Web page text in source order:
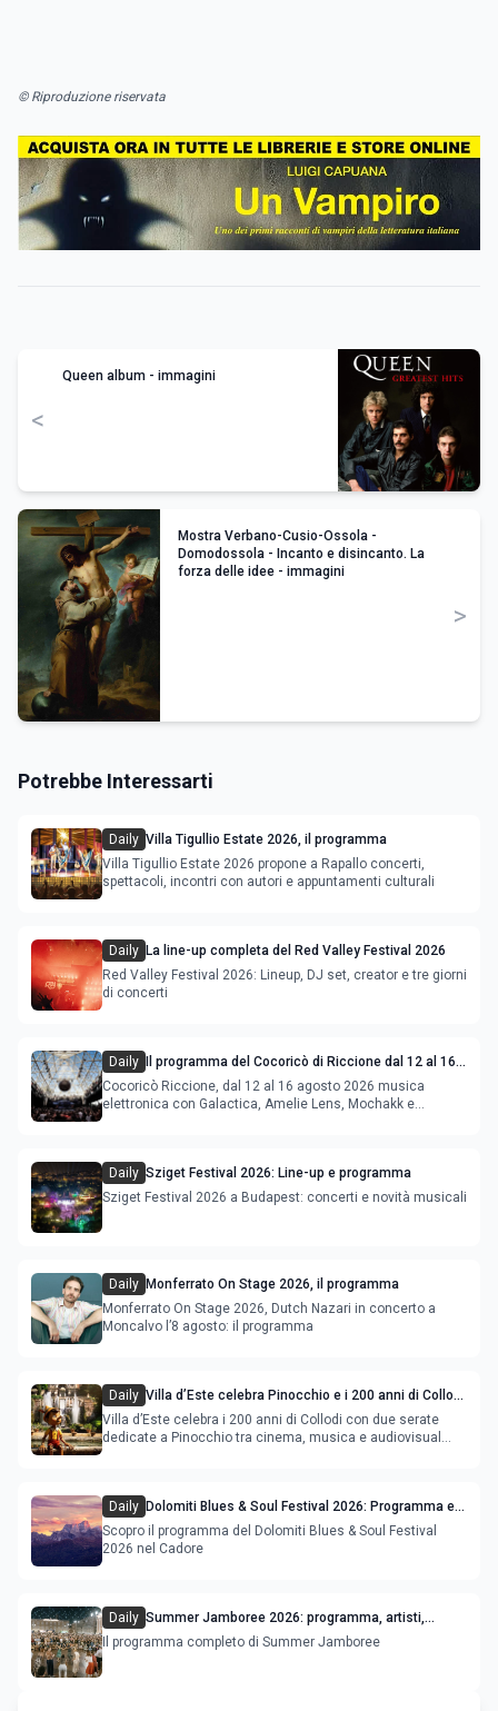
© Riproduzione riservata
<
Queen album - immagini
Mostra Verbano-Cusio-Ossola -
Domodossola - Incanto e disincanto. La
forza delle idee - immagini
>
Potrebbe Interessarti
Daily Villa Tigullio Estate 2026, il programma
Villa Tigullio Estate 2026 propone a Rapallo concerti,
spettacoli, incontri con autori e appuntamenti culturali
Daily La line-up completa del Red Valley Festival 2026
Red Valley Festival 2026: Lineup, DJ set, creator e tre giorni
di concerti
Daily Il programma del Cocoricò di Riccione dal 12 al 16
agosto 2026
Cocoricò Riccione, dal 12 al 16 agosto 2026 musica
elettronica con Galactica, Amelie Lens, Mochakk e
Daily Sziget Festival 2026: Line-up e programma
Sziget Festival 2026 a Budapest: concerti e novità musicali
Daily Monferrato On Stage 2026, il programma
Monferrato On Stage 2026, Dutch Nazari in concerto a
Moncalvo l’8 agosto: il programma
Daily Villa d’Este celebra Pinocchio e i 200 anni di Collodi
con cinema, musica e audiovisual mapping
Villa d’Este celebra i 200 anni di Collodi con due serate
dedicate a Pinocchio tra cinema, musica e audiovisual
Daily Dolomiti Blues & Soul Festival 2026: Programma e
Location nel Cadore
Scopro il programma del Dolomiti Blues & Soul Festival
2026 nel Cadore
Daily Summer Jamboree 2026: programma, artisti,
concerti e appuntamenti a Senigallia
Il programma completo di Summer Jamboree